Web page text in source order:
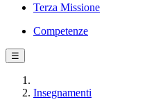
Terza Missione
Competenze
☰
Insegnamenti